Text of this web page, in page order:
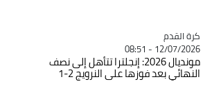
Catégorie
كرة القدم
12/07/2026 - 08:51
مونديال 2026: إنجلترا تتأهل إلى نصف
النهائي بعد فوزها على النرويج 2-1